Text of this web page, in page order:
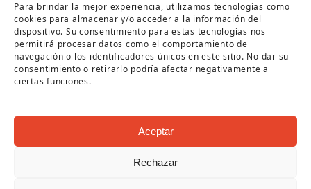
Para brindar la mejor experiencia, utilizamos tecnologías como
cookies para almacenar y/o acceder a la información del
dispositivo. Su consentimiento para estas tecnologías nos
permitirá procesar datos como el comportamiento de
navegación o los identificadores únicos en este sitio. No dar su
consentimiento o retirarlo podría afectar negativamente a
ciertas funciones.
Aceptar
Rechazar
Página cofinanciada por la Diputación de Córdoba